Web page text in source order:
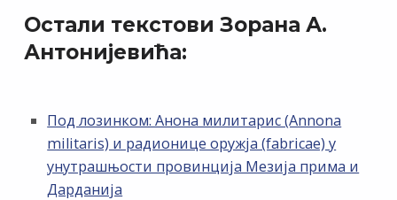
Остали текстови Зорана А.
Антонијевића:
Под лозинком: Анона милитарис (Annona
militaris) и радионице оружја (fabricae) у
унутрашњости провинција Мезија прима и
Дарданија